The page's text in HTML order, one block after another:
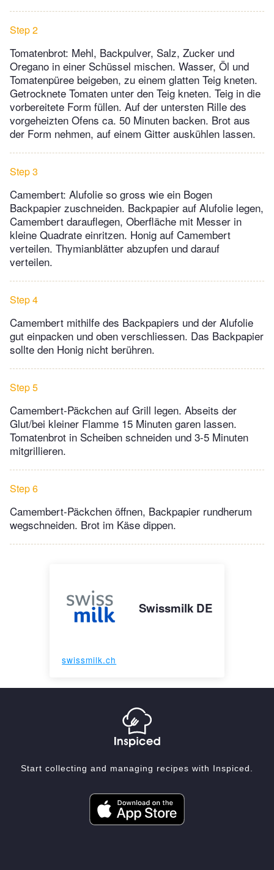
Step 2
Tomatenbrot: Mehl, Backpulver, Salz, Zucker und
Oregano in einer Schüssel mischen. Wasser, Öl und
Tomatenpüree beigeben, zu einem glatten Teig kneten.
Getrocknete Tomaten unter den Teig kneten. Teig in die
vorbereitete Form füllen. Auf der untersten Rille des
vorgeheizten Ofens ca. 50 Minuten backen. Brot aus
der Form nehmen, auf einem Gitter auskühlen lassen.
Step 3
Camembert: Alufolie so gross wie ein Bogen
Backpapier zuschneiden. Backpapier auf Alufolie legen,
Camembert darauflegen, Oberfläche mit Messer in
kleine Quadrate einritzen. Honig auf Camembert
verteilen. Thymianblätter abzupfen und darauf
verteilen.
Step 4
Camembert mithilfe des Backpapiers und der Alufolie
gut einpacken und oben verschliessen. Das Backpapier
sollte den Honig nicht berühren.
Step 5
Camembert-Päckchen auf Grill legen. Abseits der
Glut/bei kleiner Flamme 15 Minuten garen lassen.
Tomatenbrot in Scheiben schneiden und 3-5 Minuten
mitgrillieren.
Step 6
Camembert-Päckchen öffnen, Backpapier rundherum
wegschneiden. Brot im Käse dippen.
Swissmilk DE
swissmilk.ch
Start collecting and managing recipes with Inspiced.